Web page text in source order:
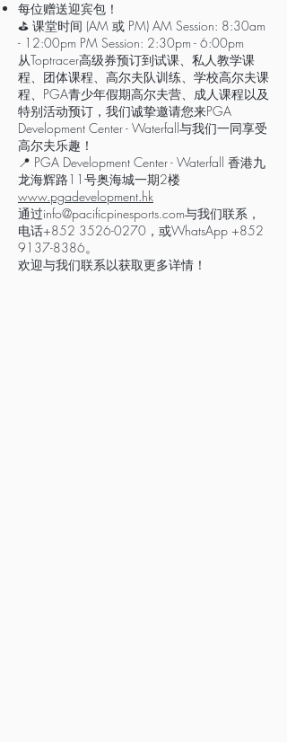
每位赠送迎宾包！
⛳️ 课堂时间 (AM 或 PM) AM Session: 8:30am
- 12:00pm PM Session: 2:30pm - 6:00pm
从Toptracer高级券预订到试课、私人教学课
程、团体课程、高尔夫队训练、学校高尔夫课
程、PGA青少年假期高尔夫营、成人课程以及
特别活动预订，我们诚挚邀请您来PGA
Development Center - Waterfall与我们一同享受
高尔夫乐趣！
📍 PGA Development Center - Waterfall 香港九
龙海辉路11号奥海城一期2楼
www.pgadevelopment.hk
通过info@pacificpinesports.com与我们联系，
电话+852 3526-0270，或WhatsApp +852
9137-8386。
欢迎与我们联系以获取更多详情！